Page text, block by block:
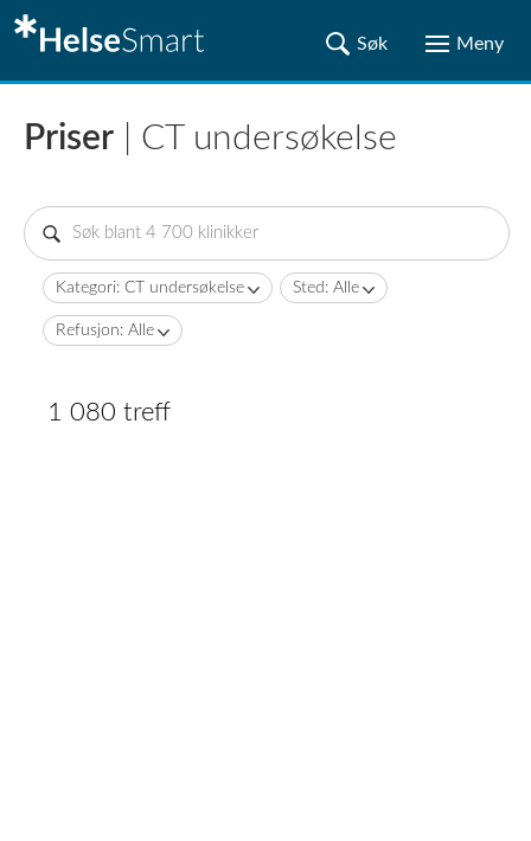
Priser | CT undersøkelse
Kategori: CT undersøkelse Sted: Alle
Refusjon: Alle
1 080 treff